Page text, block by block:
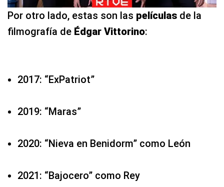
Por otro lado, estas son las películas de la
filmografía de Édgar Vittorino:
2017: “ExPatriot”
2019: “Maras”
2020: “Nieva en Benidorm” como León
2021: “Bajocero” como Rey